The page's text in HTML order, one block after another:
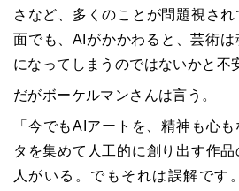
さなど、多くのことが問題視さ
面でも、AIがかかわると、芸術
になってしまうのではないかと不
だがボーケルマンさんは言う。
「今でもAIアートを、精神も心
タを集めて人工的に創り出す作
人がいる。でもそれは誤解です